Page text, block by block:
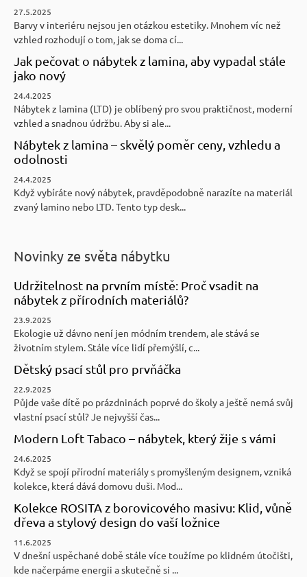
27.5.2025
Barvy v interiéru nejsou jen otázkou estetiky. Mnohem víc než
vzhled rozhodují o tom, jak se doma cí...
Jak pečovat o nábytek z lamina, aby vypadal stále
jako nový
24.4.2025
Nábytek z lamina (LTD) je oblíbený pro svou praktičnost, moderní
vzhled a snadnou údržbu. Aby si ale...
Nábytek z lamina – skvělý poměr ceny, vzhledu a
odolnosti
24.4.2025
Když vybíráte nový nábytek, pravděpodobně narazíte na materiál
zvaný lamino nebo LTD. Tento typ desk...
Novinky ze světa nábytku
Udržitelnost na prvním místě: Proč vsadit na
nábytek z přírodních materiálů?
23.9.2025
Ekologie už dávno není jen módním trendem, ale stává se
životním stylem. Stále více lidí přemýšlí, c...
Dětský psací stůl pro prvňáčka
22.9.2025
Půjde vaše dítě po prázdninách poprvé do školy a ještě nemá svůj
vlastní psací stůl? Je nejvyšší čas...
Modern Loft Tabaco – nábytek, který žije s vámi
24.6.2025
Když se spojí přírodní materiály s promyšleným designem, vzniká
kolekce, která dává domovu duši. Mod...
Kolekce ROSITA z borovicového masivu: Klid, vůně
dřeva a stylový design do vaší ložnice
11.6.2025
V dnešní uspěchané době stále více toužíme po klidném útočišti,
kde načerpáme energii a skutečně si ...